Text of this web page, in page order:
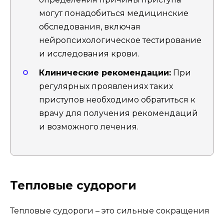
могут понадобиться медицинские
обследования, включая
нейропсихологическое тестирование
и исследования крови.
Клинические рекомендации: При
регулярных проявлениях таких
приступов необходимо обратиться к
врачу для получения рекомендаций
и возможного лечения.
Тепловые судороги
Тепловые судороги – это сильные сокращения